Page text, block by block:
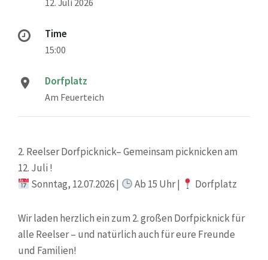
12. Juli 2026
Time
15:00
Dorfplatz
Am Feuerteich
2. Reelser Dorfpicknick– Gemeinsam picknicken am
12. Juli !
Sonntag, 12.07.2026 |
Ab 15 Uhr | Dorfplatz
Wir laden herzlich ein zum 2. großen Dorfpicknick für
alle Reelser – und natürlich auch für eure Freunde
und Familien!